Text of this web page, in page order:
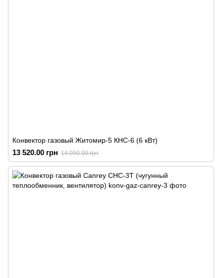
Конвектор газовый Житомир-5 КНС-6 (6 кВт)
13 520.00 грн 14 090.00 грн